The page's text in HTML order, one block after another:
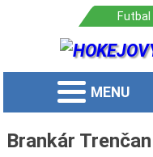
MENU
Brankár